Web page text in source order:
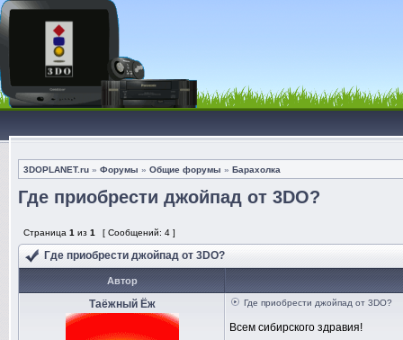
3DOPLANET.ru » Форумы » Общие форумы » Барахолка
Где приобрести джойпад от 3DO?
Страница 1 из 1 [ Сообщений: 4 ]
Где приобрести джойпад от 3DO?
Автор
Таёжный Ёж Где приобрести джойпад от 3DO?
Всем сибирского здравия!